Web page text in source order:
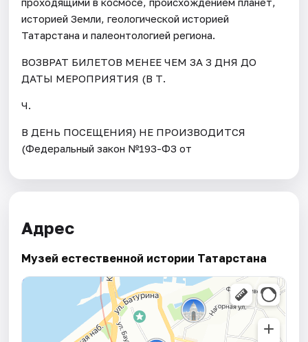
историей Земли, геологической историей
Татарстана и палеонтологией региона.
ВОЗВРАТ БИЛЕТОВ МЕНЕЕ ЧЕМ ЗА 3 ДНЯ ДО
ДАТЫ МЕРОПРИЯТИЯ (В Т.
Ч.
В ДЕНЬ ПОСЕЩЕНИЯ) НЕ ПРОИЗВОДИТСЯ
(Федеральный закон №193-ФЗ от
Адрес
Музей естественной истории Татарстана